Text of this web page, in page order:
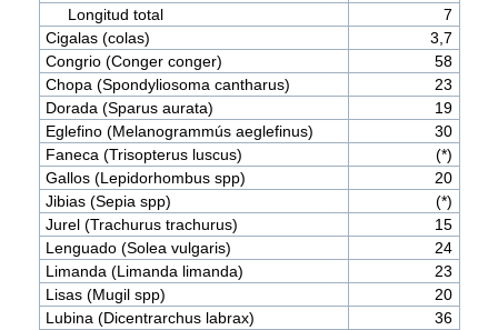
Longitud total
7
Cigalas (colas)
3,7
Congrio (Conger conger)
58
Chopa (Spondyliosoma cantharus)
23
Dorada (Sparus aurata)
19
Eglefino (Melanogrammús aeglefinus)
30
Faneca (Trisopterus luscus)
(*)
Gallos (Lepidorhombus spp)
20
Jibias (Sepia spp)
(*)
Jurel (Trachurus trachurus)
15
Lenguado (Solea vulgaris)
24
Limanda (Limanda limanda)
23
Lisas (Mugil spp)
20
Lubina (Dicentrarchus labrax)
36